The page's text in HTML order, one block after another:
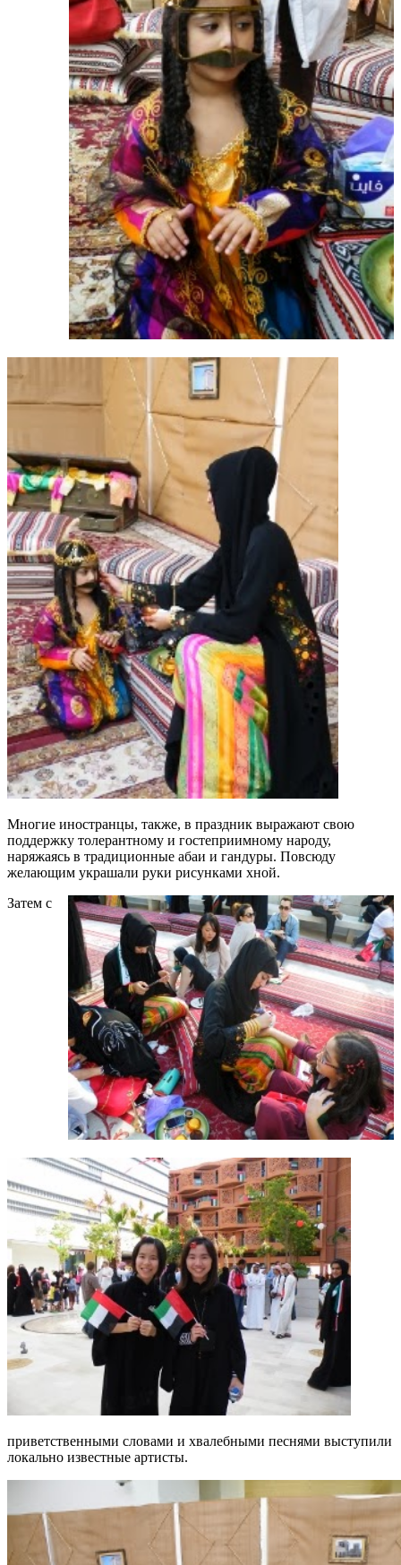
Многие иностранцы, также, в праздник выражают свою
поддержку толерантному и гостеприимному народу,
наряжаясь в традиционные абаи и гандуры. Повсюду
желающим украшали руки рисунками хной.
Затем с
приветственными словами и хвалебными песнями выступили
локально известные артисты.